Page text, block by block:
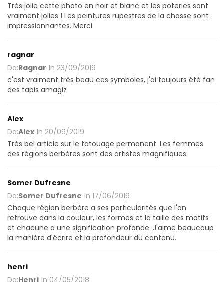
Très jolie cette photo en noir et blanc et les poteries sont
vraiment jolies ! Les peintures rupestres de la chasse sont
impressionnantes. Merci
ragnar
Da:Ragnar In 23/09/2019
c'est vraiment très beau ces symboles, j'ai toujours été fan
des tapis amagiz
Alex
Da:Alex In 20/09/2019
Très bel article sur le tatouage permanent. Les femmes
des régions berbères sont des artistes magnifiques.
Somer Dufresne
Da:Somer Dufresne In 17/06/2019
Chaque région berbère a ses particularités que l'on
retrouve dans la couleur, les formes et la taille des motifs
et chacune a une signification profonde. J'aime beaucoup
la manière d'écrire et la profondeur du contenu.
henri
Da:Henri In 04/05/2018